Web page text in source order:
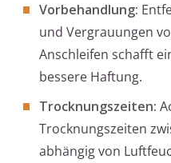
Vorbehandlung:
und Vergrauungen
Anschleifen schafft
bessere Haftung.
Trocknungszeiten:
Trocknungszeiten
abhängig von